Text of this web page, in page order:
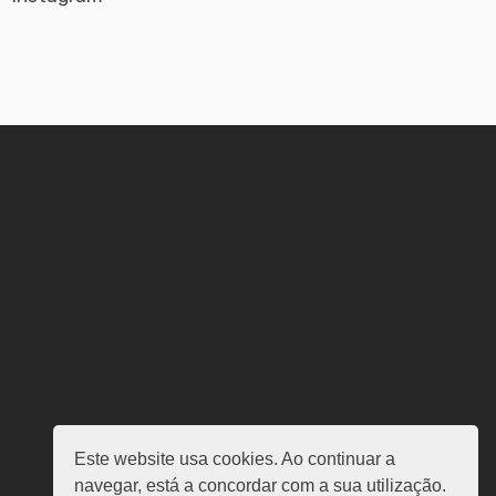
Este website usa cookies. Ao continuar a
navegar, está a concordar com a sua utilização.